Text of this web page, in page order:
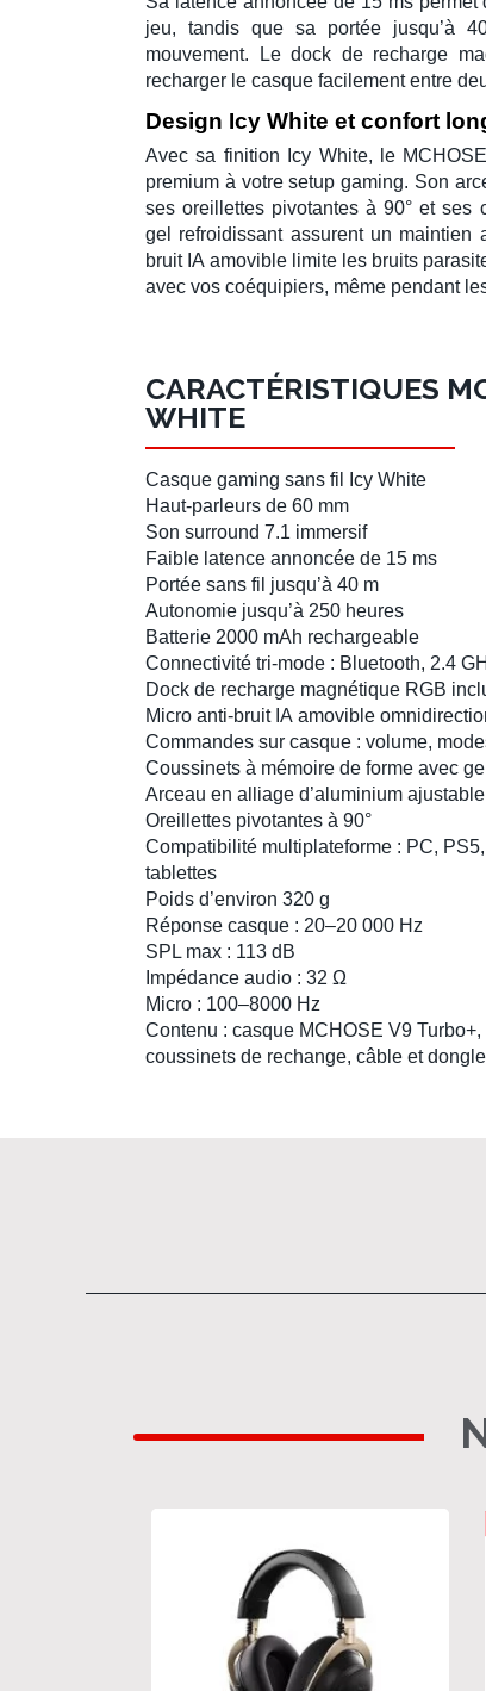
jeu, tandis que sa portée jusqu’à
mouvement. Le dock de recharge
recharger le casque facilement entre
Design Icy White et confort
Avec sa finition Icy White, le
premium à votre setup gaming. Son
ses oreillettes pivotantes à 90° et ses
gel refroidissant assurent un maintien
bruit IA amovible limite les bruits
avec vos coéquipiers, même pendant
CARACTÉRISTIQUES
WHITE
Casque gaming sans fil
Icy White
Haut-parleurs de 60 mm
Son surround 7.1 immersif
Faible latence annoncée de 15 ms
Portée sans fil jusqu’à 40 m
Autonomie jusqu’à 250 heures
Batterie 2000 mAh rechargeable
Connectivité tri-mode : Bluetooth, 2.4
Dock de recharge magnétique RGB
Micro anti-bruit IA amovible
Commandes sur casque : volume,
Coussinets à mémoire de forme avec
Arceau en alliage d’aluminium ajustable
Oreillettes pivotantes à 90°
Compatibilité multiplateforme : PC,
tablettes
Poids d’environ 320 g
Réponse casque : 20–20 000 Hz
SPL max : 113 dB
Impédance audio : 32 Ω
Micro : 100–8000 Hz
Contenu : casque MCHOSE V9
coussinets de rechange, câble et dongle